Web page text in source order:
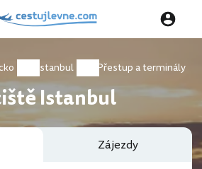
Istanbul Přestup a terminály
Istanbul
Zájezdy